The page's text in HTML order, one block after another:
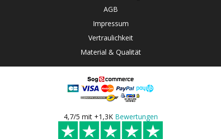
AGB
Impressum
Vertraulichkeit
Material & Qualität
4,7/5 mit +1,3K Bewertungen